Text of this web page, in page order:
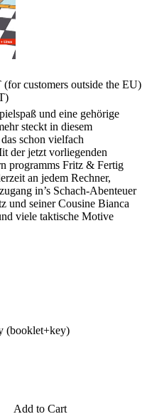
customers outside the EU)
und eine gehörige
steckt in diesem
schon vielfach
der jetzt vorliegenden
programms Fritz & Fertig
an jedem Rechner,
in’s Schach-Abenteuer
und seiner Cousine Bianca
viele taktische Motive
(booklet+key)
Add to Cart